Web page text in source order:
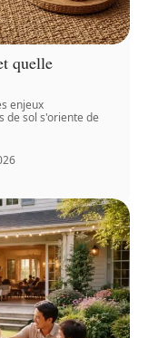
quelle
enjeux
de sol s'oriente de